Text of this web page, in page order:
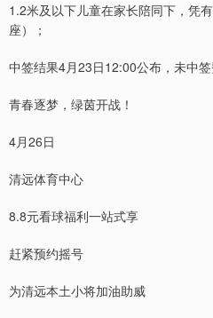
1.2米及以下儿童在家长陪同下，凭
座）；
中签结果4月23日12:00公布，未中
青春逐梦，绿茵开战！
4月26日
清远体育中心
8.8元看球福利一站式享
赶紧预约摇号
为清远本土小将加油助威